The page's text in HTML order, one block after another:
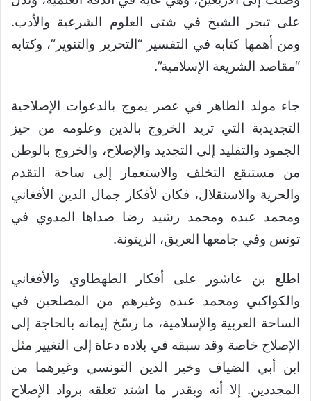
على تبحر الشيخ في شتى العلوم الشرعية والأدب.
ومن أهمها كتابه في التفسير “التحرير والتنوير”، وكتابه
“مقاصد الشريعة الإسلامية”.
جاء مولد الطاهر في عصر يموج بالدعوات الإصلاحية
التجديدية التي تريد الخروج بالدين وعلومه من حيز
الجمود والتقليد إلى التجديد والإصلاح، والخروج بالوطن
من مستنقع التخلف والاستعمار إلى ساحة التقدم
والحرية والاستقلال، فكان لأفكار جمال الدين الأفغاني
ومحمد عبده ومحمد رشيد رضا صداها المدوي في
تونس وفي جامعها العريق، الزيتونة.
اطلع بن عاشور على أفكار الطهطاوي والأفغاني
والكواكبي ومحمد عبده وغيرهم من المصلحين في
الساحة العربية والإسلامية، ما رسّخ إيمانه بالحاجة إلى
الإصلاح خاصة وقد سبقه في بلاده دعاة إلى التغيير مثل
ابن أبي الضياف وخير الدين التونسي وغيرهما من
المجددين. إلا أنه وبقدر ما اشتد تعلقه برواد الإصلاح